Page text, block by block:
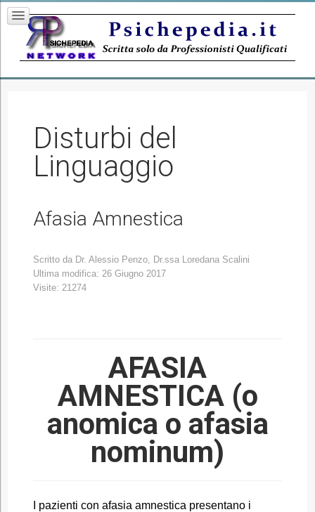
Disturbi del
Linguaggio
Afasia Amnestica
Scritto da Dr. Alessio Penzo, Dr.ssa Loredana Scalini
Ultima modifica: 26 Giugno 2017
Visite: 21274
AFASIA
AMNESTICA (o
anomica o afasia
nominum)
I pazienti con afasia amnestica presentano i